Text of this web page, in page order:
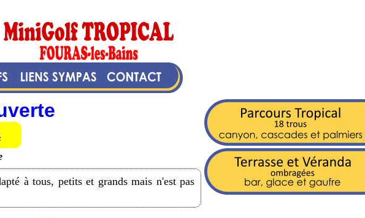
à tous, petits et grands mais n'est pas